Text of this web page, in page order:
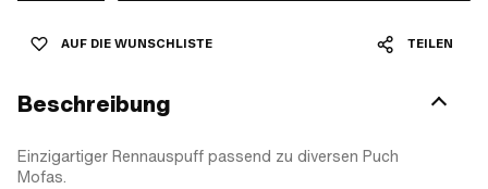
AUF DIE WUNSCHLISTE TEILEN
Beschreibung
Einzigartiger Rennauspuff passend zu diversen Puch
Mofas.